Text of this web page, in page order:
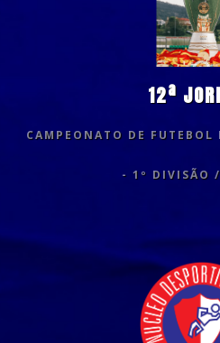
CLUBES
12ª
CAMPEONATO DE FUTEBOL
- 1º DIVISÃO